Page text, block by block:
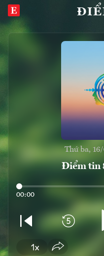
Thứ ba,
Điểm tin
00:00